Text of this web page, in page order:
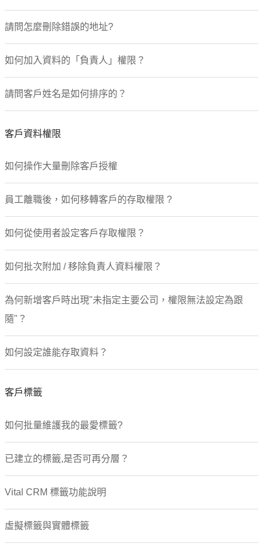
請問怎麼刪除錯誤的地址?
如何加入資料的「負責人」權限？
請問客戶姓名是如何排序的？
客戶資料權限
如何操作大量刪除客戶授權
員工離職後，如何移轉客戶的存取權限 ?
如何從使用者設定客戶存取權限？
如何批次附加 / 移除負責人資料權限？
為何新增客戶時出現"未指定主要公司，權限無法設定為跟
隨"？
如何設定誰能存取資料？
客戶標籤
如何批量維護我的最愛標籤?
已建立的標籤,是否可再分層？
Vital CRM 標籤功能說明
虛擬標籤與實體標籤